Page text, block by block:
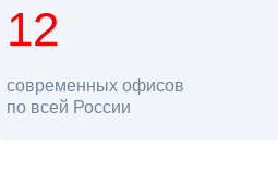
12
современных офисов
по всей Россиипользователей в день